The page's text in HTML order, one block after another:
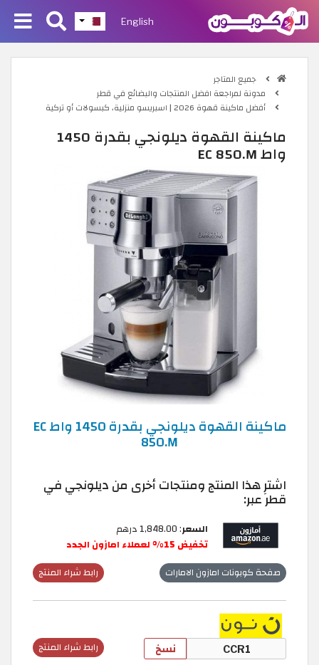
English
جميع المتاجر
مدونة لمراجعة افضل المنتجات والبضائع في قطر
أفضل ماكينة قهوة 2026 | اسبريسو منزلية، كبسولات أو تركية
ماكينة القهوة ديلونجي بقدرة 1450
واط EC 850.M
ماكينة القهوة ديلونجي بقدرة 1450 واط EC
850.M
اشترِ هذا المنتج ومنتجات أخرى من ديلونجي في
قطر عبر:
السعر: 1,848.00 درهم
تخفيض 15% لعملاء امازون الجدد
رابط شراء المنتج صفحة كوبونات امازون الامارات
رابط شراء المنتج نسخ